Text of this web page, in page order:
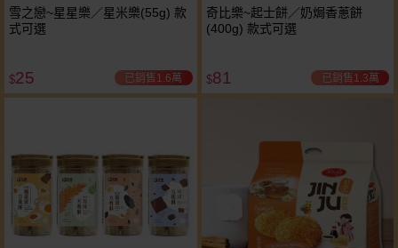
雪之戀~星星樂／星米樂(55g) 款
式可選
$25 已銷售1.6萬
奇比樂~起士餅／奶焗香蔥餅
(400g) 款式可選
$81 已銷售1.3萬